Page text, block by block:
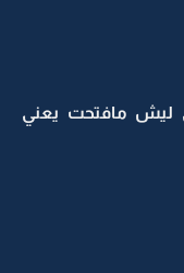
ليش مافتحت يعني